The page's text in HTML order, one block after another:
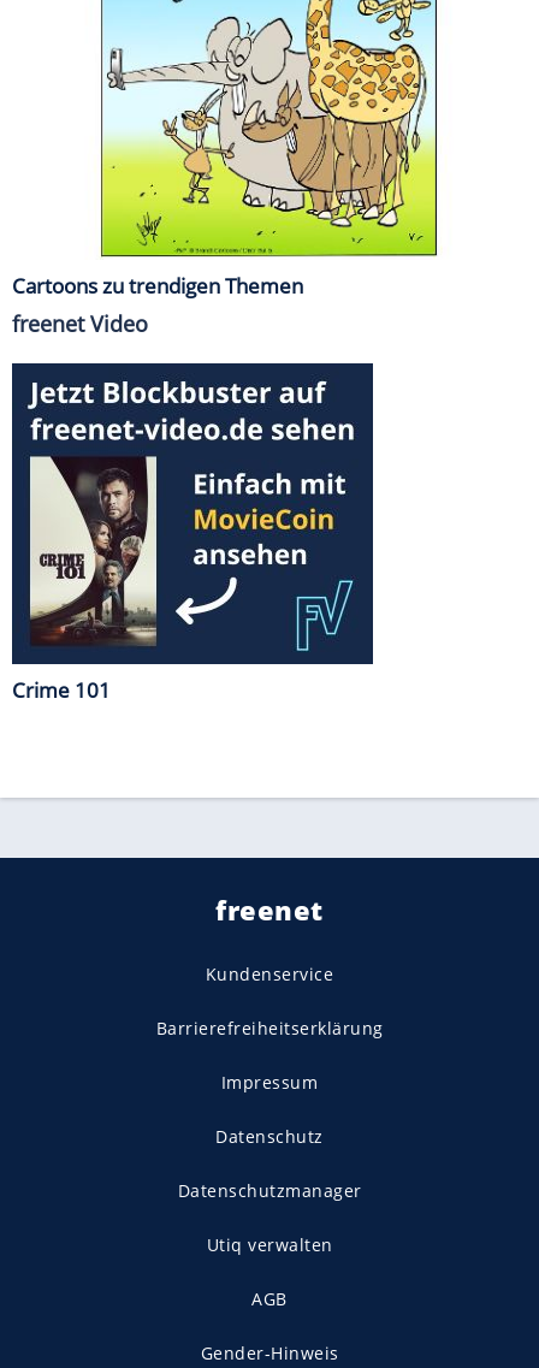
Cartoons zu trendigen Themen
freenet Video
Crime 101
freenet
Kundenservice
Barrierefreiheitserklärung
Impressum
Datenschutz
Datenschutzmanager
Utiq verwalten
AGB
Gender-Hinweis